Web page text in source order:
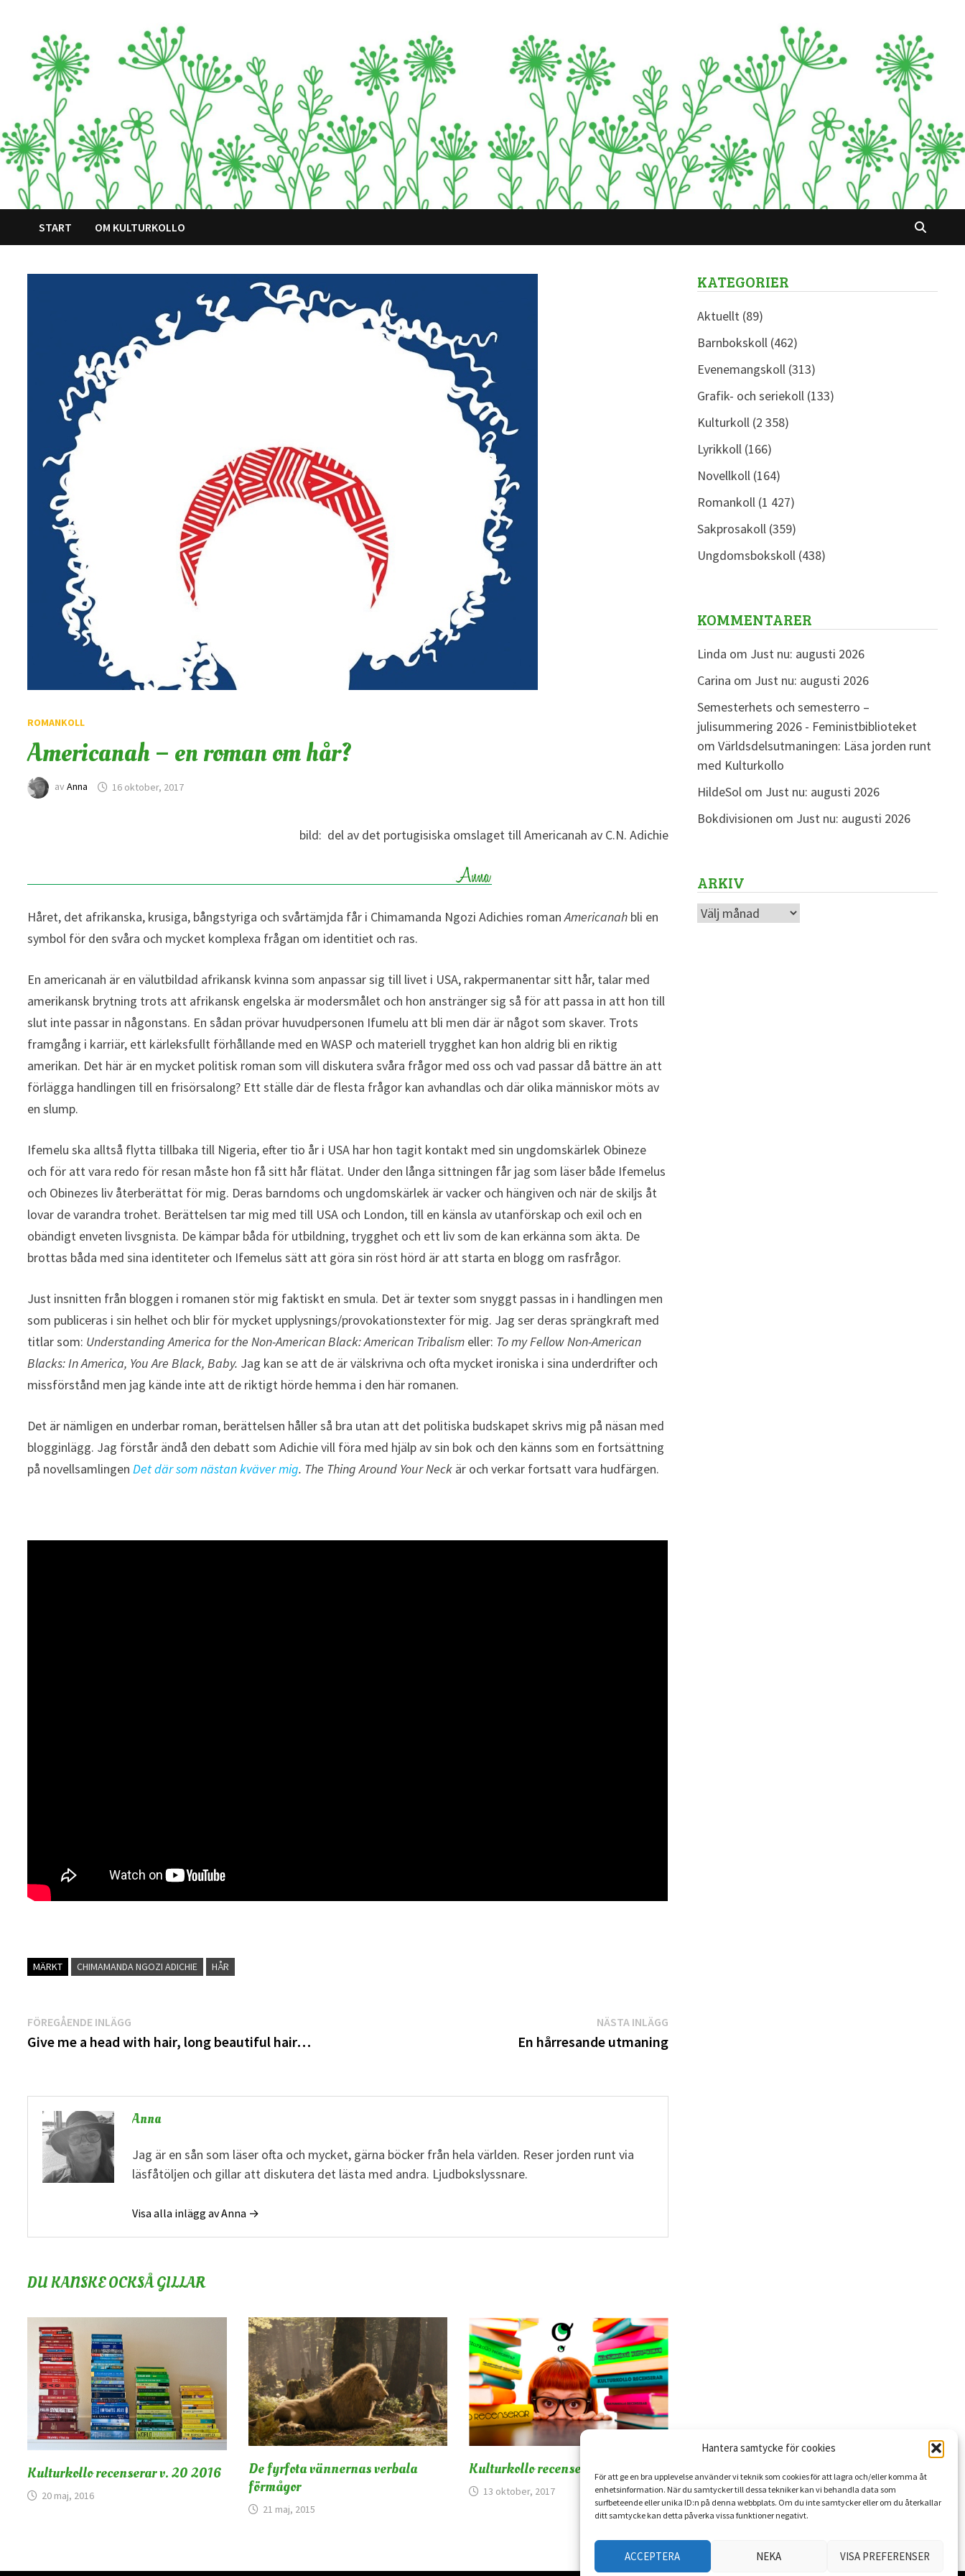
Hantera samtycke för cookies
För att ge en bra upplevelse använder vi teknik som cookies för att lagra och/eller komma åt
enhetsinformation. När du samtycker till dessa tekniker kan vi behandla data som
surfbeteende eller unika ID:n på denna webbplats. Om du inte samtycker eller om du återkallar
ditt samtycke kan detta påverka vissa funktioner negativt.
ACCEPTERA NEKA VISA PREFERENSER
START OM KULTURKOLLO
ROMANKOLL
Americanah – en roman om hår?
avAnna 16 oktober, 2017
bild: del av det portugisiska omslaget till Americanah av C.N. Adichie
Håret, det afrikanska, krusiga, bångstyriga och svårtämjda får i Chimamanda Ngozi Adichies romanAmericanah bli en
symbol för den svåra och mycket komplexa frågan om identitiet och ras.
En americanah är en välutbildad afrikansk kvinna som anpassar sig till livet i USA, rakpermanentar sitt hår, talar med
amerikansk brytning trots att afrikansk engelska är modersmålet och hon anstränger sig så för att passa in att hon till
slut inte passar in någonstans. En sådan prövar huvudpersonen Ifumelu att bli men där är något som skaver. Trots
framgång i karriär, ett kärleksfullt förhållande med en WASP och materiell trygghet kan hon aldrig bli en riktig
amerikan. Det här är en mycket politisk roman som vill diskutera svåra frågor med oss och vad passar då bättre än att
förlägga handlingen till en frisörsalong? Ett ställe där de flesta frågor kan avhandlas och där olika människor möts av
en slump.
Ifemelu ska alltså flytta tillbaka till Nigeria, efter tio år i USA har hon tagit kontakt med sin ungdomskärlek Obineze
och för att vara redo för resan måste hon få sitt hår flätat. Under den långa sittningen får jag som läser både Ifemelus
och Obinezes liv återberättat för mig. Deras barndoms och ungdomskärlek är vacker och hängiven och när de skiljs åt
lovar de varandra trohet. Berättelsen tar mig med till USA och London, till en känsla av utanförskap och exil och en
obändigt enveten livsgnista. De kämpar båda för utbildning, trygghet och ett liv som de kan erkänna som äkta. De
brottas båda med sina identiteter och Ifemelus sätt att göra sin röst hörd är att starta en blogg om rasfrågor.
Just insnitten från bloggen i romanen stör mig faktiskt en smula. Det är texter som snyggt passas in i handlingen men
som publiceras i sin helhet och blir för mycket upplysnings/provokationstexter för mig. Jag ser deras sprängkraft med
titlar som: Understanding America for the Non-American Black: American Tribalism eller: To my Fellow Non-American
Blacks: In America, You Are Black, Baby. Jag kan se att de är välskrivna och ofta mycket ironiska i sina underdrifter och
missförstånd men jag kände inte att de riktigt hörde hemma i den här romanen.
Det är nämligen en underbar roman, berättelsen håller så bra utan att det politiska budskapet skrivs mig på näsan med
blogginlägg. Jag förstår ändå den debatt som Adichie vill föra med hjälp av sin bok och den känns som en fortsättning
på novellsamlingenDet där som nästan kväver mig. The Thing Around Your Neck är och verkar fortsatt vara hudfärgen.
MÄRKT CHIMAMANDA NGOZI ADICHIE HÅR
Inläggsnavigering
FÖREGÅENDE INLÄGG
inlägg:
Give me a head with hair, long beautiful hair…
NÄSTA INLÄGGNästa
inlägg:
En hårresande utmaning
Anna
Jag är en sån som läser ofta och mycket, gärna böcker från hela världen. Reser jorden runt via
läsfåtöljen och gillar att diskutera det lästa med andra. Ljudbokslyssnare.
Visa alla inlägg av Anna →
DU KANSKE OCKSÅ GILLAR
Kulturkollo recenserar v. 20 2016
20 maj, 2016
De fyrfota vännernas verbala
förmågor
21 maj, 2015
Kulturkollo recenserar v.41 2017
13 oktober, 2017
KATEGORIER
Aktuellt(89)
Barnbokskoll(462)
Evenemangskoll(313)
Grafik- och seriekoll(133)
Kulturkoll(2 358)
Lyrikkoll(166)
Novellkoll(164)
Romankoll(1 427)
Sakprosakoll(359)
Ungdomsbokskoll(438)
KOMMENTARER
Linda om Just nu: augusti 2026
Carina om Just nu: augusti 2026
Semesterhets och semesterro –
julisummering 2026 - Feministbiblioteket
om Världsdelsutmaningen: Läsa jorden runt
med Kulturkollo
HildeSolom Just nu: augusti 2026
Bokdivisionen om Just nu: augusti 2026
ARKIV
Arkiv